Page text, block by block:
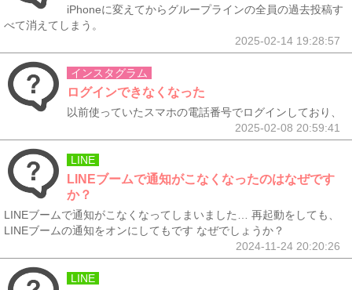
iPhoneに変えてからグループラインの全員の過去投稿す
べて消えてしまう。
2025-02-14 19:28:57
インスタグラム
ログインできなくなった
以前使っていたスマホの電話番号でログインしており、
2025-02-08 20:59:41
LINE
LINEブームで通知がこなくなったのはなぜです
か？
LINEブームで通知がこなくなってしまいました… 再起動をしても、
LINEブームの通知をオンにしてもです なぜでしょうか？
2024-11-24 20:20:26
LINE